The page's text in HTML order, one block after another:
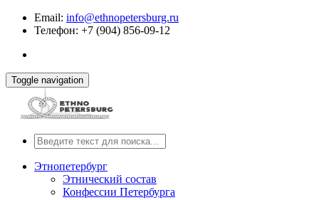
Email: info@ethnopetersburg.ru
Телефон: +7 (904) 856-09-12
Toggle navigation
Этнопетербург
Этнический состав
Конфессии Петербурга